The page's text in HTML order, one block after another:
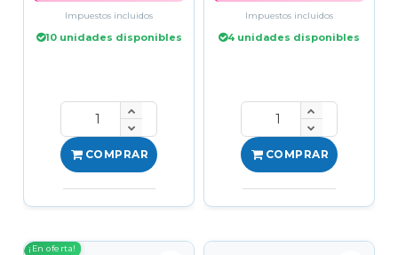
Impuestos incluidos
10 unidades disponibles
COMPRAR
Impuestos incluidos
4 unidades disponibles
COMPRAR
¡En oferta!